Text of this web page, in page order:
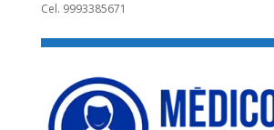
Cel. 9993385671